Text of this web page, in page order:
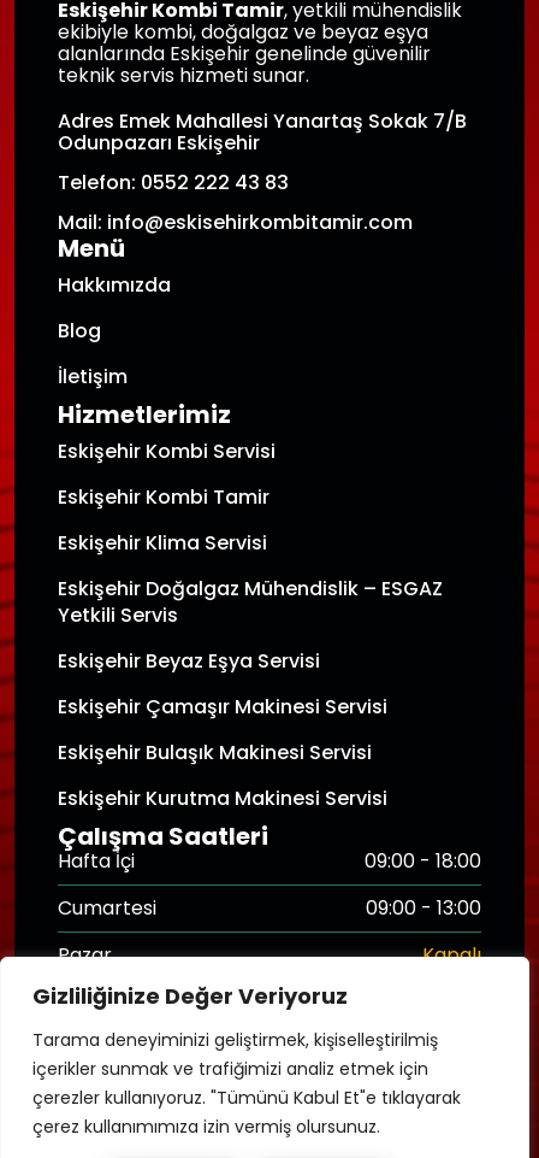
Gizliliğinize Değer Veriyoruz
Tarama deneyiminizi geliştirmek, kişiselleştirilmiş
içerikler sunmak ve trafiğimizi analiz etmek için
çerezler kullanıyoruz. "Tümünü Kabul Et"e tıklayarak
çerez kullanımımıza izin vermiş olursunuz.
Eskişehir Kombi Tamir, yetkili mühendislik
ekibiyle kombi, doğalgaz ve beyaz eşya
alanlarında Eskişehir genelinde güvenilir
teknik servis hizmeti sunar.
Adres Emek Mahallesi Yanartaş Sokak 7/B
Odunpazarı Eskişehir
Telefon: 0552 222 43 83
Mail: info@eskisehirkombitamir.com
Menü
Hakkımızda
Blog
İletişim
Hizmetlerimiz
Eskişehir Kombi Servisi
Eskişehir Kombi Tamir
Eskişehir Klima Servisi
Eskişehir Doğalgaz Mühendislik – ESGAZ
Yetkili Servis
Eskişehir Beyaz Eşya Servisi
Eskişehir Çamaşır Makinesi Servisi
Eskişehir Bulaşık Makinesi Servisi
Eskişehir Kurutma Makinesi Servisi
Çalışma Saatleri
Hafta İçi
09:00 - 18:00
Cumartesi
09:00 - 13:00
Pazar
Kapalı
Hasar Destek Hattı
Copyright © 2025 Eskişehir Kombi Tamir
Hakları Saklıdır.